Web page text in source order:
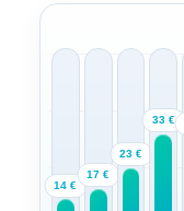
14 €
17 €
23 €
33 €